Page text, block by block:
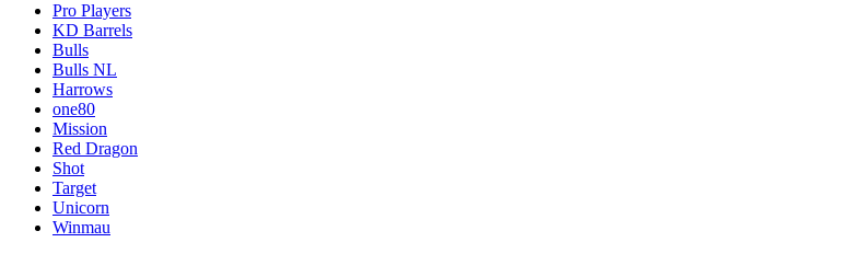
Pro Players
KD Barrels
Bulls
Bulls NL
Harrows
one80
Mission
Red Dragon
Shot
Target
Unicorn
Winmau